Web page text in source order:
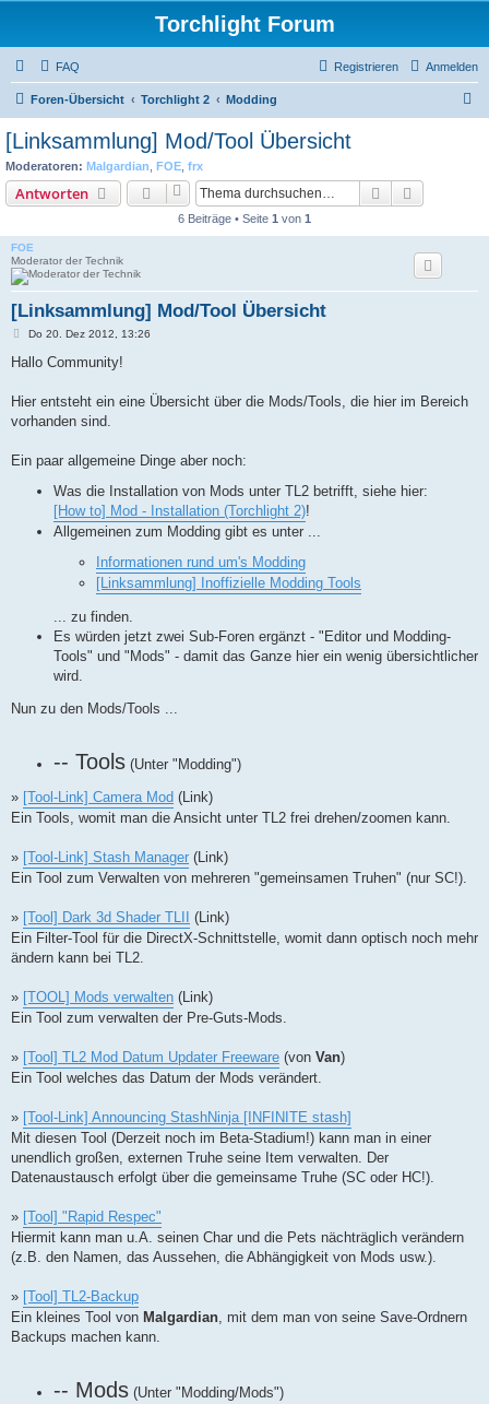
Torchlight Forum
FAQ Anmelden
Registrieren
Foren-Übersicht Torchlight 2 Modding
[Linksammlung] Mod/Tool Übersicht
Moderatoren: Malgardian FOE frx
Antworten Suche
6 Beiträge • Seite 1 von 1
FOE
Moderator der Technik
[Linksammlung] Mod/Tool Übersicht
B
i
a
Do 20. Dez 2012, 13:26
Hallo Community!
Hier entsteht ein eine Übersicht über die Mods/Tools, die hier im Bereich
vorhanden sind.
Ein paar allgemeine Dinge aber noch:
Was die Installation von Mods unter TL2 betrifft, siehe hier:
[How to] Mod - Installation (Torchlight 2)!
Allgemeinen zum Modding gibt es unter ...
Informationen rund um's Modding
[Linksammlung] Inoffizielle Modding Tools
... zu finden.
Es würden jetzt zwei Sub-Foren ergänzt - "Editor und Modding-
Tools" und "Mods" - damit das Ganze hier ein wenig übersichtlicher
wird.
Nun zu den Mods/Tools ...
-- Tools (Unter "Modding")
» [Tool-Link] Camera Mod (Link)
Ein Tools, womit man die Ansicht unter TL2 frei drehen/zoomen kann.
» [Tool-Link] Stash Manager (Link)
Ein Tool zum Verwalten von mehreren "gemeinsamen Truhen" (nur SC!).
» [Tool] Dark 3d Shader TLII
(Link)
Ein Filter-Tool für die DirectX-Schnittstelle, womit dann optisch noch mehr
ändern kann bei TL2.
» [TOOL] Mods verwalten (Link)
Ein Tool zum verwalten der Pre-Guts-Mods.
» [Tool] TL2 Mod Datum Updater Freeware (von Van)
Ein Tool welches das Datum der Mods verändert.
» [Tool-Link] Announcing StashNinja [INFINITE stash]
Mit diesen Tool (Derzeit noch im Beta-Stadium!) kann man in einer
unendlich großen, externen Truhe seine Item verwalten. Der
Datenaustausch erfolgt über die gemeinsame Truhe (SC oder HC!).
» [Tool] "Rapid Respec"
Hiermit kann man u.A. seinen Char und die Pets nächträglich verändern
(z.B. den Namen, das Aussehen, die Abhängigkeit von Mods usw.).
» [Tool] TL2-Backup
Ein kleines Tool von Malgardian , mit dem man von seine Save-Ordnern
Backups machen kann.
-- Mods (Unter "Modding/Mods")